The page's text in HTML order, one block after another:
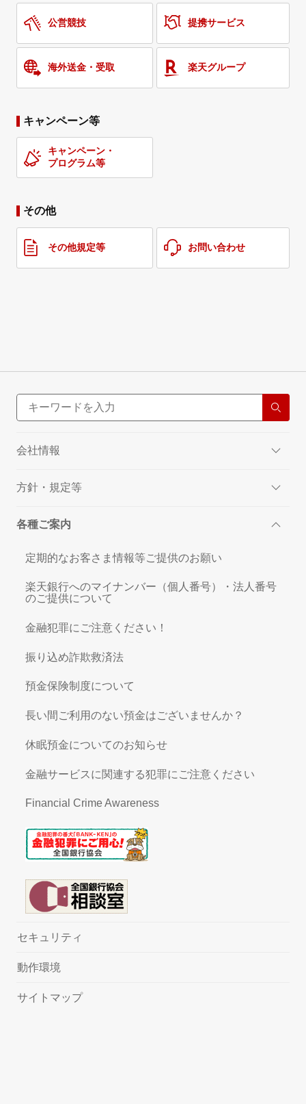
公営競技 提携サービス
海外送金・受取 楽天グループ
キャンペーン等
キャンペーン・
プログラム等
その他
その他規定等 お問い合わせ
会社情報
方針・規定等
各種ご案内
定期的なお客さま情報等ご提供のお願い
楽天銀行へのマイナンバー（個人番号）・法人番号
のご提供について
金融犯罪にご注意ください！
振り込め詐欺救済法
預金保険制度について
長い間ご利用のない預金はございませんか？
休眠預金についてのお知らせ
金融サービスに関連する犯罪にご注意ください
Financial Crime Awareness
セキュリティ
動作環境
サイトマップ